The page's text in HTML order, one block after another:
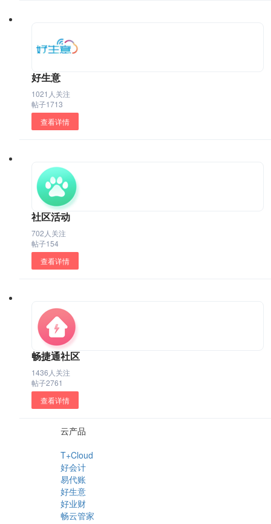
好生意
1021人关注
帖子1713
查看详情
社区活动
702人关注
帖子154
查看详情
畅捷通社区
1436人关注
帖子2761
查看详情
云产品
T+Cloud
好会计
易代账
好生意
好业财
畅云管家